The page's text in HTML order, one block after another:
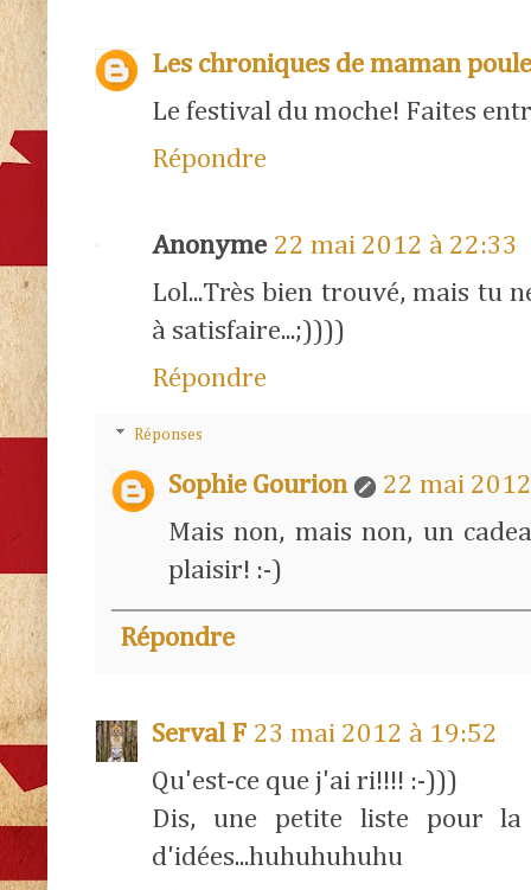
Les chroniques de maman poule
Le festival du moche! Faites
Répondre
Anonyme 22 mai 2012 à 22:33
Lol...Très bien trouvé, mais tu
à satisfaire...;))))
Répondre
Réponses
Sophie Gourion
22 mai
Mais non, mais non, un
plaisir! :-)
Répondre
Serval F 23 mai 2012 à 19:52
Qu'est-ce que j'ai ri!!!! :-)))
Dis, une petite liste pour la
d'idées...huhuhuhuhu